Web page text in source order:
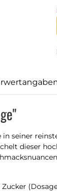
in seiner
dieser